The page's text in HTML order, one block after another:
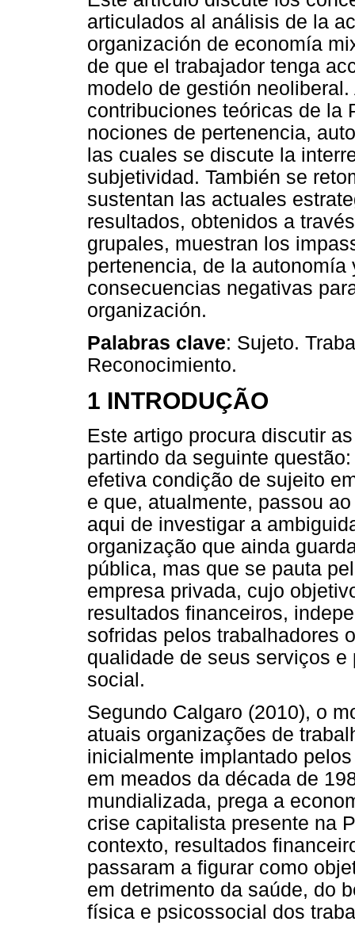
articulados al análisis de la
organización de economía
de que el trabajador tenga
modelo de gestión
contribuciones teóricas de la
nociones de pertenencia,
las cuales se discute la
subjetividad. También se
sustentan las actuales
resultados, obtenidos a
grupales, muestran los
pertenencia, de la
consecuencias negativas
organización.
Palabras clave: Sujeto.
Reconocimiento.
1 INTRODUÇÃO
Este artigo procura discutir
partindo da seguinte
efetiva condição de sujeito
e que, atualmente, passou
aqui de investigar a
organização que ainda
pública, mas que se pauta
empresa privada, cujo
resultados financeiros,
sofridas pelos trabalhadores
qualidade de seus serviços
social.
Segundo Calgaro (2010), o
atuais organizações de
inicialmente implantado
em meados da década de
mundializada, prega a
crise capitalista presente na
contexto, resultados
passaram a figurar como
em detrimento da saúde, do
física e psicossocial dos